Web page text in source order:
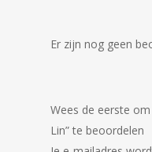
Er zijn nog geen
Wees de eerste
Lin” te beoordelen